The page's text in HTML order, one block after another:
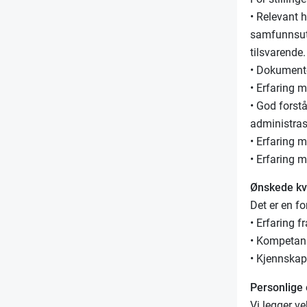
• Relevant
•
• Erfaring
• God
• Erfaring
• Erfaring
Ønskede
Det er en
• Erfaring
•
•
Personlige